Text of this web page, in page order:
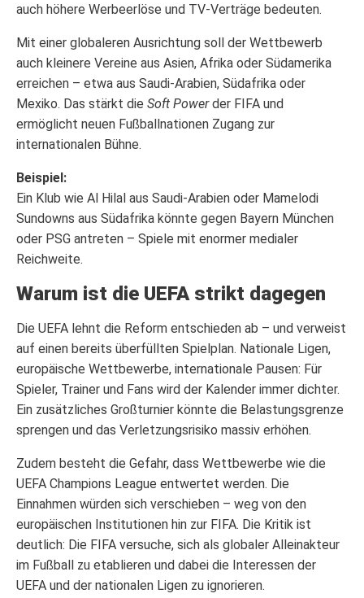
auch höhere Werbeerlöse und TV-Verträge bedeuten.
Mit einer globaleren Ausrichtung soll der Wettbewerb
auch kleinere Vereine aus Asien, Afrika oder Südamerika
erreichen – etwa aus Saudi-Arabien, Südafrika oder
Mexiko. Das stärkt die Soft Powerder FIFA und
ermöglicht neuen Fußballnationen Zugang zur
internationalen Bühne.
Beispiel:
Ein Klub wie Al Hilal aus Saudi-Arabien oder Mamelodi
Sundowns aus Südafrika könnte gegen Bayern München
oder PSG antreten – Spiele mit enormer medialer
Reichweite.
Warum ist die UEFA strikt dagegen
Die UEFA lehnt die Reform entschieden ab – und verweist
auf einen bereits überfüllten Spielplan. Nationale Ligen,
europäische Wettbewerbe, internationale Pausen: Für
Spieler, Trainer und Fans wird der Kalender immer dichter.
Ein zusätzliches Großturnier könnte die Belastungsgrenze
sprengen und das Verletzungsrisiko massiv erhöhen.
Zudem besteht die Gefahr, dass Wettbewerbe wie die
UEFA Champions League entwertet werden. Die
Einnahmen würden sich verschieben – weg von den
europäischen Institutionen hin zur FIFA. Die Kritik ist
deutlich: Die FIFA versuche, sich als globaler Alleinakteur
im Fußball zu etablieren und dabei die Interessen der
UEFA und der nationalen Ligen zu ignorieren.